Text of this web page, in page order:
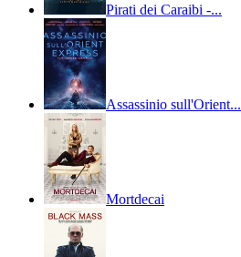
Pirati dei Caraibi -...
Assassinio sull'Orient...
Mortdecai